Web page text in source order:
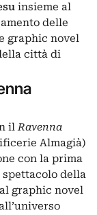
insieme al
delle
graphic novel
città di
ilRavenna
Almagià)
con la prima
spettacolo della
graphic novel